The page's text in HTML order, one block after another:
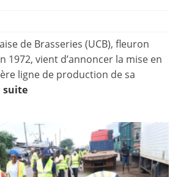
de Brasseries (UCB), fleuron
1972, vient d’annoncer la mise en
ligne de production de sa
suite